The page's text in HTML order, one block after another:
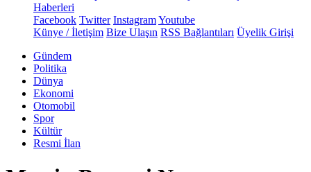
Haberleri
Facebook Twitter InstagramYoutube
Künye / İletişim Bize Ulaşın RSS Bağlantıları Üyelik Girişi
Gündem
Politika
Dünya
Ekonomi
Otomobil
Spor
Kültür
Resmi İlan